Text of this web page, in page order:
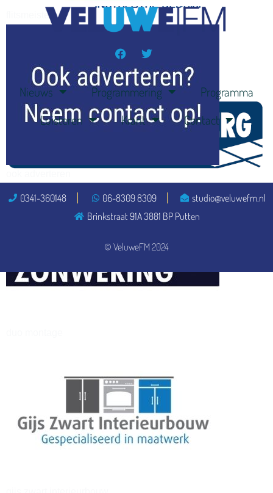
flitsmeister
Nieuws Programmering
Programma
Luisteren
Krant Contact
© VeluweFM 2024
0341-360148 06-8309 8309
studio@veluwefm.nl
Brinkstraat 91A 3881 BP Putten